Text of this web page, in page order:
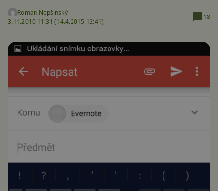
Roman Nepšinský
3.11.2010 11:31 (14.4.2015 12:41)
18